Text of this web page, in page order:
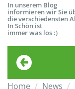
In unserem Blog
informieren wir Sie
die verschiedensten
In Schön ist
immer was los :)
Home News